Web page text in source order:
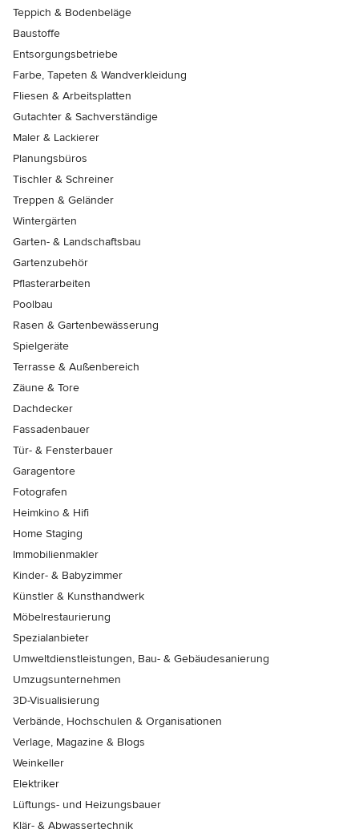
Teppich & Bodenbeläge
Baustoffe
Entsorgungsbetriebe
Farbe, Tapeten & Wandverkleidung
Fliesen & Arbeitsplatten
Gutachter & Sachverständige
Maler & Lackierer
Planungsbüros
Tischler & Schreiner
Treppen & Geländer
Wintergärten
Garten- & Landschaftsbau
Gartenzubehör
Pflasterarbeiten
Poolbau
Rasen & Gartenbewässerung
Spielgeräte
Terrasse & Außenbereich
Zäune & Tore
Dachdecker
Fassadenbauer
Tür- & Fensterbauer
Garagentore
Fotografen
Heimkino & Hifi
Home Staging
Immobilienmakler
Kinder- & Babyzimmer
Künstler & Kunsthandwerk
Möbelrestaurierung
Spezialanbieter
Umweltdienstleistungen, Bau- & Gebäudesanierung
Umzugsunternehmen
3D-Visualisierung
Verbände, Hochschulen & Organisationen
Verlage, Magazine & Blogs
Weinkeller
Elektriker
Lüftungs- und Heizungsbauer
Klär- & Abwassertechnik